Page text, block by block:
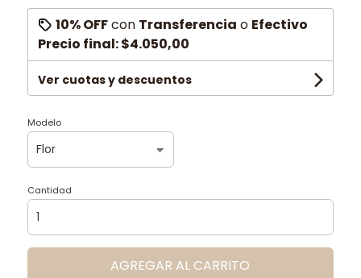
10% OFFcon Transferencia o Efectivo
Precio final:$4.050,00
Ver cuotas y descuentos
Modelo
Cantidad
AGREGAR AL CARRITO